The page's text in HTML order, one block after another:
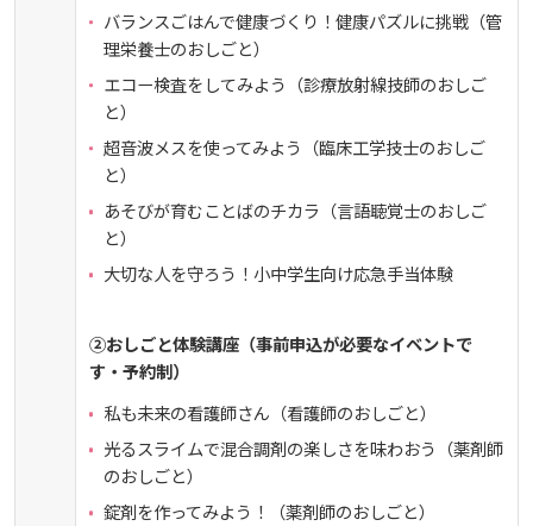
ビジュランクラウド
電子ジャーナルをさがす
学外からのつかいかた
看護師・保健師国家試験対策
活動とイベント
学生図書委員の活動
施設案内
広国ポータルサイト
広国LMS
バランスごはんで健康づくり！健康パズルに挑戦（管
理栄養士のおしごと）
エコー検査をしてみよう（診療放射線技師のおしご
と）
超音波メスを使ってみよう（臨床工学技士のおしご
と）
あそびが育むことばのチカラ（言語聴覚士のおしご
と）
大切な人を守ろう！小中学生向け応急手当体験
②おしごと体験講座（事前申込が必要なイベントで
す・予約制）
私も未来の看護師さん（看護師のおしごと）
光るスライムで混合調剤の楽しさを味わおう（薬剤師
のおしごと）
錠剤を作ってみよう！（薬剤師のおしごと）